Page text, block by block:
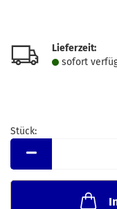
Lieferzeit:
sofort
Stück:
Stück